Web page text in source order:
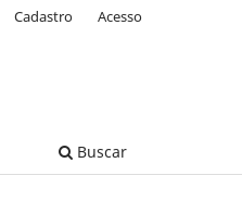
Buscar
Cadastro Acesso